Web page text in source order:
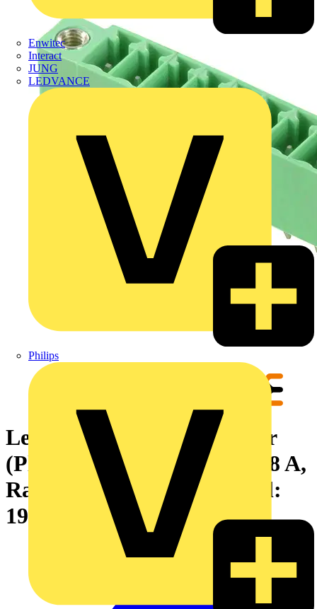
Enwitec
Interact
JUNG
LEDVANCE
Philips
Leiterplattensteckverbinder
(Platinenanschluss), 160 V, 8 A,
Raster in mm: 3.50, Polzahl:
19, THT-Lötanschluss, Box